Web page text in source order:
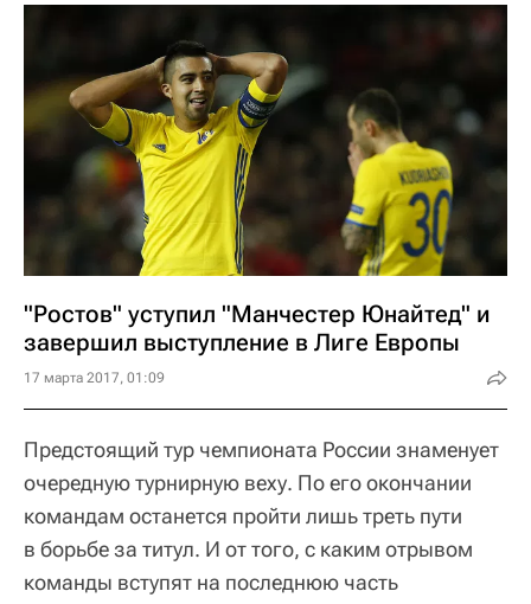
"Ростов" уступил "Манчестер Юнайтед" и
завершил выступление в Лиге Европы
17 марта 2017, 01:09
Предстоящий тур чемпионата России знаменует
очередную турнирную веху. По его окончании
командам останется пройти лишь треть пути
в борьбе за титул. И от того, с каким отрывом
команды вступят на последнюю часть